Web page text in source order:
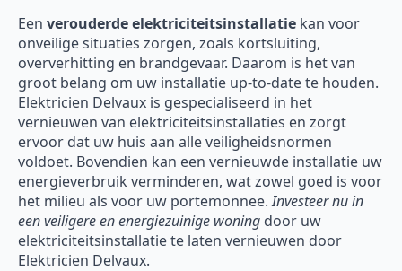
Een verouderde elektriciteitsinstallatie kan voor
onveilige situaties zorgen, zoals kortsluiting,
oververhitting en brandgevaar. Daarom is het van
groot belang om uw installatie up-to-date te houden.
Elektricien Delvaux is gespecialiseerd in het
vernieuwen van elektriciteitsinstallaties en zorgt
ervoor dat uw huis aan alle veiligheidsnormen
voldoet. Bovendien kan een vernieuwde installatie uw
energieverbruik verminderen, wat zowel goed is voor
het milieu als voor uw portemonnee.Investeer nu in
een veiligere en energiezuinige woning door uw
elektriciteitsinstallatie te laten vernieuwen door
Elektricien Delvaux.